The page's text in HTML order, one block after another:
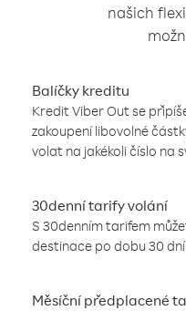
našich
Balíčky kreditu
Kredit Viber Out se
zakoupení libovolné
volat na jakékoli číslo na
30denní tarify volání
S 30denním tarifem
destinace po dobu 30 dní
Měsíční předplacené